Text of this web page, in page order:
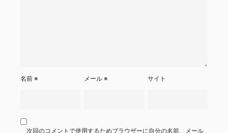
名前 ※ メール※ サイト
次回のコメントで使用するためブラウザーに自分の名前、メール